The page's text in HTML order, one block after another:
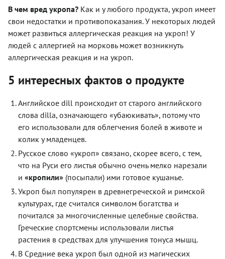
В чем вред укропа? Как и у любого продукта, укроп имеет
свои недостатки и противопоказания. У некоторых людей
может развиться аллергическая реакция на укроп! У
людей с аллергией на морковь может возникнуть
аллергическая реакция и на укроп.
5 интересных фактов о продукте
Английское dill происходит от старого английского
слова dilla, означающего «убаюкивать», потому что
его использовали для облегчения болей в животе и
колик у младенцев.
Русское слово «укроп» связано, скорее всего, с тем,
что на Руси его листья обычно очень мелко нарезали
и «кропили» (посыпали) ими готовое кушанье.
Укроп был популярен в древнегреческой и римской
культурах, где считался символом богатства и
почитался за многочисленные целебные свойства.
Греческие спортсмены использовали листья
растения в средствах для улучшения тонуса мышц.
В Средние века укроп был одной из магических